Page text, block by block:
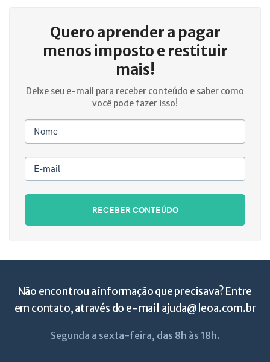
Quero aprender a pagar
menos imposto e restituir
mais!
Deixe seu e-mail para receber conteúdo e saber como
você pode fazer isso!
Nome
E-mail
RECEBER CONTEÚDO
Não encontrou a informação que precisava? Entre
em contato, através do e-mail ajuda@leoa.com.br
Segunda a sexta-feira, das 8h às 18h.